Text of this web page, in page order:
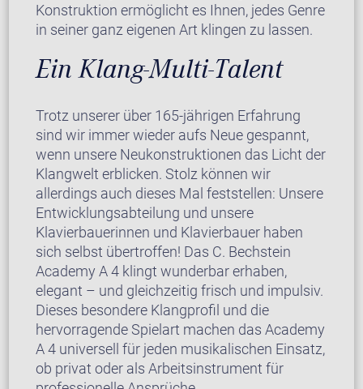
Konstruktion ermöglicht es Ihnen, jedes Genre
in seiner ganz eigenen Art klingen zu lassen.
Ein Klang-Multi-Talent
Trotz unserer über 165-jährigen Erfahrung
sind wir immer wieder aufs Neue gespannt,
wenn unsere Neukonstruktionen das Licht der
Klangwelt erblicken. Stolz können wir
allerdings auch dieses Mal feststellen: Unsere
Entwicklungsabteilung und unsere
Klavierbauerinnen und Klavierbauer haben
sich selbst übertroffen! Das C. Bechstein
Academy A 4 klingt wunderbar erhaben,
elegant – und gleichzeitig frisch und impulsiv.
Dieses besondere Klangprofil und die
hervorragende Spielart machen das Academy
A 4 universell für jeden musikalischen Einsatz,
ob privat oder als Arbeitsinstrument für